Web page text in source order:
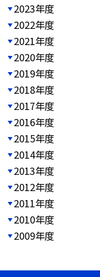
2023年度
2022年度
2021年度
2020年度
2019年度
2018年度
2017年度
2016年度
2015年度
2014年度
2013年度
2012年度
2011年度
2010年度
2009年度